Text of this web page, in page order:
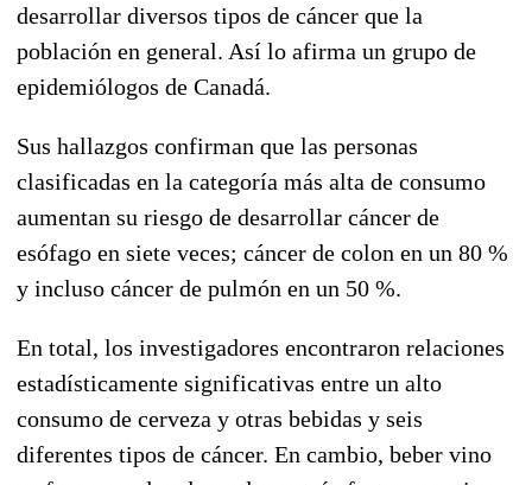
desarrollar diversos tipos de cáncer que la
población en general. Así lo afirma un grupo de
epidemiólogos de Canadá.
Sus hallazgos confirman que las personas
clasificadas en la categoría más alta de consumo
aumentan su riesgo de desarrollar cáncer de
esófago en siete veces; cáncer de colon en un 80 %
y incluso cáncer de pulmón en un 50 %.
En total, los investigadores encontraron relaciones
estadísticamente significativas entre un alto
consumo de cerveza y otras bebidas y seis
diferentes tipos de cáncer. En cambio, beber vino